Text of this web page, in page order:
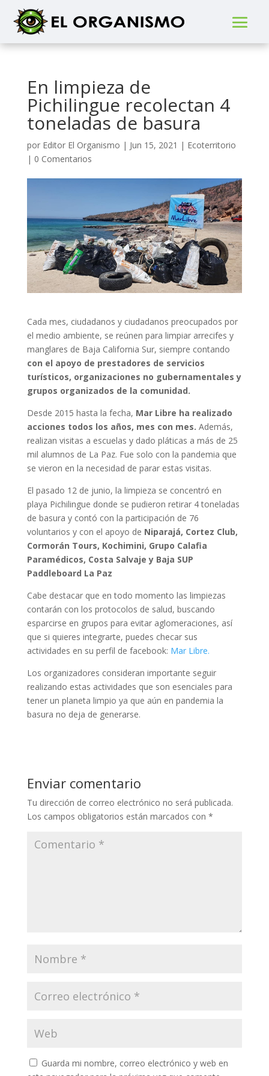
En limpieza de
Pichilingue recolectan 4
toneladas de basura
por Editor El Organismo | Jun 15, 2021 | Ecoterritorio
| 0 Comentarios
Cada mes, ciudadanos y ciudadanos preocupados por
el medio ambiente, se reúnen para limpiar arrecifes y
manglares de Baja California Sur, siempre contando
con el apoyo de prestadores de servicios
turísticos, organizaciones no gubernamentales y
grupos organizados de la comunidad.
Desde 2015 hasta la fecha, Mar Libre ha realizado
acciones todos los años, mes con mes. Además,
realizan visitas a escuelas y dado pláticas a más de 25
mil alumnos de La Paz. Fue solo con la pandemia que
se vieron en la necesidad de parar estas visitas.
El pasado 12 de junio, la limpieza se concentró en
playa Pichilingue donde se pudieron retirar 4 toneladas
de basura y contó con la participación de 76
voluntarios y con el apoyo de Niparajá, Cortez Club,
Cormorán Tours, Kochimini, Grupo Calafia
Paramédicos, Costa Salvaje y Baja SUP
Paddleboard La Paz
Cabe destacar que en todo momento las limpiezas
contarán con los protocolos de salud, buscando
esparcirse en grupos para evitar aglomeraciones, así
que si quieres integrarte, puedes checar sus
actividades en su perfil de facebook: Mar Libre.
Los organizadores consideran importante seguir
realizando estas actividades que son esenciales para
tener un planeta limpio ya que aún en pandemia la
basura no deja de generarse.
Enviar comentario
Tu dirección de correo electrónico no será publicada.
Los campos obligatorios están marcados con *
Guarda mi nombre, correo electrónico y web en